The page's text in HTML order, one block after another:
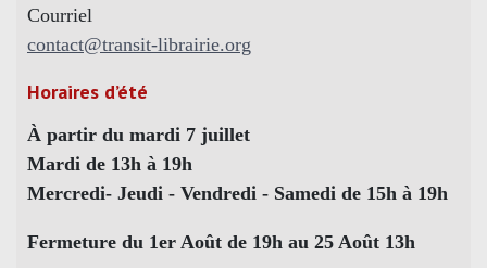
Courriel
contact@transit-librairie.org
Horaires d’été
À partir du mardi 7 juillet
Mardi de 13h à 19h
Mercredi- Jeudi - Vendredi - Samedi de 15h à 19h
Fermeture du 1er Août de 19h au 25 Août 13h